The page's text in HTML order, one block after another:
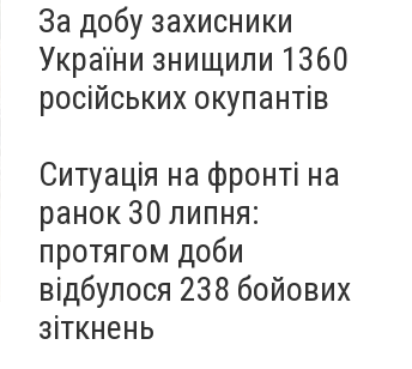
За добу захисники
України знищили 1360
російських окупантів
Ситуація на фронті на
ранок 30 липня:
протягом доби
відбулося 238 бойових
зіткнень